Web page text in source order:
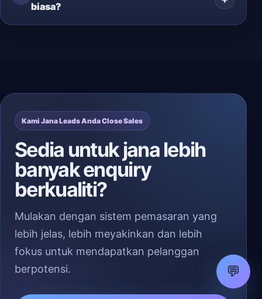
biasa?
Kami Jana Leads Anda Close Sales
Sedia untuk jana lebih
banyak enquiry
berkualiti?
Mulakan dengan sistem pemasaran yang
lebih jelas, lebih meyakinkan dan lebih
fokus untuk mendapatkan pelanggan
berpotensi.
💬